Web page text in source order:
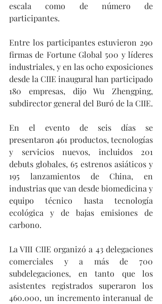
escala como de número de
participantes.
Entre los participantes estuvieron 290
firmas de Fortune Global 500 y líderes
industriales, y en las ocho exposiciones
desde la CIIE inaugural han participado
180 empresas, dijo Wu Zhengping,
subdirector general del Buró de la CIIE.
En el evento de seis días se
presentaron 461 productos, tecnologías
y servicios nuevos, incluidos 201
debuts globales, 65 estrenos asiáticos y
195 lanzamientos de China, en
industrias que van desde biomedicina y
equipo técnico hasta tecnología
ecológica y de bajas emisiones de
carbono.
La VIII CIIE organizó a 43 delegaciones
comerciales y a más de 700
subdelegaciones, en tanto que los
asistentes registrados superaron los
460.000, un incremento interanual de